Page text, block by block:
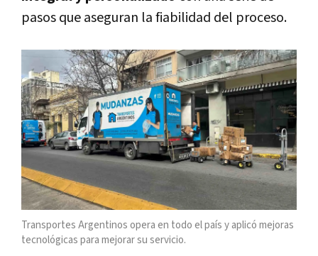
pasos que aseguran la fiabilidad del proceso.
Transportes Argentinos opera en todo el país y aplicó mejoras
tecnológicas para mejorar su servicio.